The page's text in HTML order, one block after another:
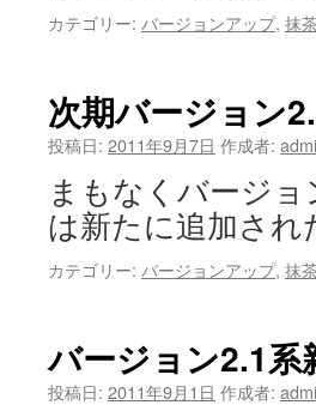
カテゴリー: バージョンアップ, 抹
次期バージョン
投稿日: 2011年9月7日 作成者:
まもなくバージ
は新たに追加さ
カテゴリー: バージョンアップ, 抹
バージョン2.1系
投稿日: 2011年9月1日 作成者: